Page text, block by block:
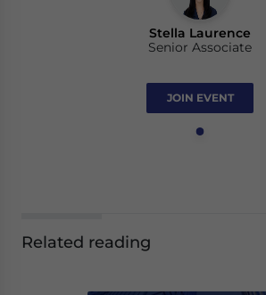
Stella Laurence
Senior Associate
JOIN EVENT
Related reading